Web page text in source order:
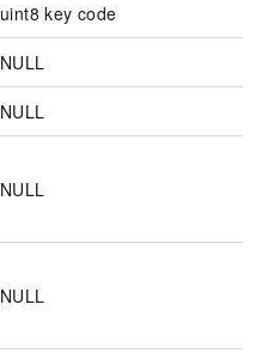
uint8 key code
NULL
NULL
NULL
NULL